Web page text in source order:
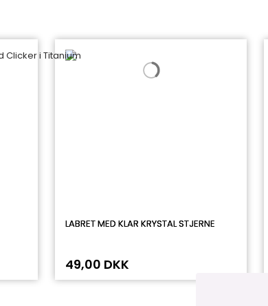
LABRET MED KLAR KRYSTAL STJERNE
49,00 DKK